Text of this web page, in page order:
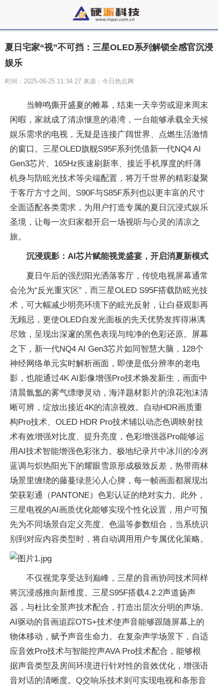
夏日宅家“视”不可挡：三星OLED系列解锁全感官沉浸
娱乐
时间：2025-06-25 11:34:27 来源：今日热点网
当蝉鸣撕开盛夏的帷幕，结束一天辛劳或迎来周末
闲暇，家就成了清凉惬意的港湾，一台能够承载全天候
娱乐需求的电视，无疑是连接广阔世界、点燃生活激情
的窗口。三星OLED旗舰S95F系列凭借新一代NQ4 AI
Gen3芯片、165Hz疾速刷新率、接近手机厚度的纤薄
机身与防眩光技术等尖端配置，将万千世界的精彩凝聚
于客厅方寸之间。S90F与S85F系列也以更丰富的尺寸
全面适配各类需求，为用户打造专属的夏日沉浸式娱乐
圣境，让每一次归家都开启一场视听与心灵的清凉之
旅。
沉浸观影：AI芯片赋能视觉盛宴，开启消夏新模式
夏日午后的强烈阳光洒落客厅，传统电视屏幕通常
会沦为“反光重灾区”，而三星OLED S95F搭载防眩光技
术，可大幅减少明亮环境下的眩光反射，让白昼观影再
无顾忌，更使OLED自发光面板的先天优势发挥得淋漓
尽致，呈现出深邃的黑色表现与纯净的色彩还原。屏幕
之下，新一代NQ4 AI Gen3芯片如同智慧大脑，128个
神经网络单元实时解析画面，即便是低分辨率的老电
影，也能通过4K AI影像增强Pro技术焕发新生，画面中
清晨氤氲的雾气缥缈灵动，海洋题材影片的浪花泡沫清
晰可辨，绽放出接近4K的清凉视效。自动HDR画质重
构Pro技术、OLED HDR Pro技术辅以动态色调映射技
术有效增强对比度、提升亮度，色彩增强器Pro能够运
用AI技术智能增强色彩张力。极地纪录片中冰川的冷冽
蓝调与炽热阳光下的耀眼雪原形成极致反差，热带雨林
场景里缠绕的藤蔓绿意沁人心脾，每一帧画面都展现出
荣获彩通（PANTONE）色彩认证的绝对实力。此外，
三星电视的AI画质优化能够实现个性化设置，用户可预
先为不同场景自定义亮度、色温等参数组合，当系统识
别到对应内容类型时，将自动调用用户专属优化策略。
不仅视觉享受达到巅峰，三星的音画协同技术同样
将沉浸感推向新维度。三星S95F搭载4.2.2声道扬声
器，与杜比全景声技术配合，打造出层次分明的声场。
AI驱动的音画追踪OTS+技术使声音能够跟随屏幕上的
物体移动，赋予声音生命力。在复杂声学场景下，自适
应音效Pro技术与智能控声AVA Pro技术配合，能够根
据声音类型及房间环境进行针对性的音效优化，增强语
音对话的清晰度。Q交响乐技术则可实现电视和条形音